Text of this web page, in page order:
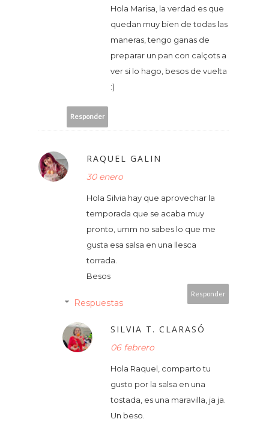
Hola Marisa, la verdad es que
quedan muy bien de todas las
maneras, tengo ganas de
preparar un pan con calçots a
ver si lo hago, besos de vuelta
:)
Responder
RAQUEL GALIN
30 enero
Hola Silvia hay que aprovechar la
temporada que se acaba muy
pronto, umm no sabes lo que me
gusta esa salsa en una llesca
torrada.
Besos
Responder
Respuestas
SILVIA T. CLARASÓ
06 febrero
Hola Raquel, comparto tu
gusto por la salsa en una
tostada, es una maravilla, ja ja.
Un beso.